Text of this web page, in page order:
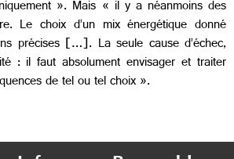
». Mais « il y a néanmoins des
Le choix d’un mix énergétique donné
précises […]. La seule cause d’échec,
: il faut absolument envisager et traiter
de tel ou tel choix ».